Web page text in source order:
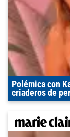
Polémica con
criaderos de